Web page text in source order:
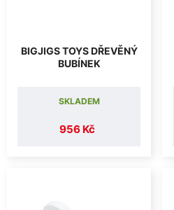
BIGJIGS TOYS DŘEVĚNÝ
BUBÍNEK
956 Kč
SKLADEM